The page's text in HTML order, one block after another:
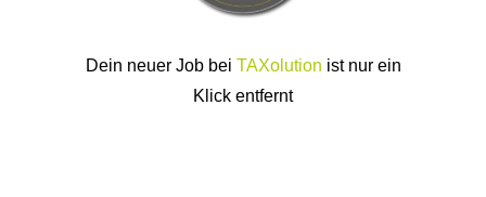
Dein neuer Job bei TAXolution ist nur ein
Klick entfernt